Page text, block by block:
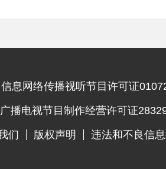
信息网络传播视听节目许可证
广播电视节目制作经营许可证
们 版权声明 违法和不良信
违法和不良信息举报电话